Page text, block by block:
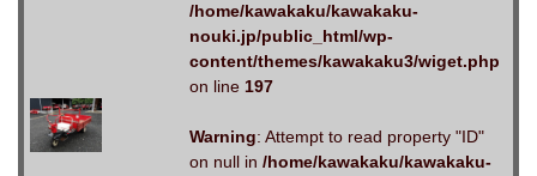
/home/kawakaku/kawakaku-
nouki.jp/public_html/wp-
content/themes/kawakaku3/wiget.php
on line 197
Warning: Attempt to read property "ID"
on null in /home/kawakaku/kawakaku-